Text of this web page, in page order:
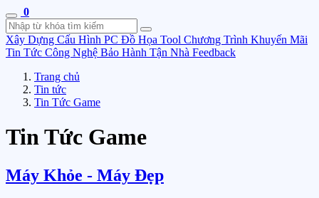
0
Xây Dựng Cấu Hình PC Đồ Họa Tool Chương Trình Khuyến Mãi
Tin Tức Công Nghệ Bảo Hành Tận Nhà Feedback
Trang chủ
Tin tức
Tin Tức Game
Tin Tức Game
Máy Khỏe - Máy Đẹp